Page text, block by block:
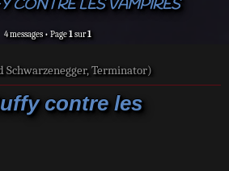
CONTRE LES VAMPIRES
4 messages • Page1sur1
Terminator)
contre les